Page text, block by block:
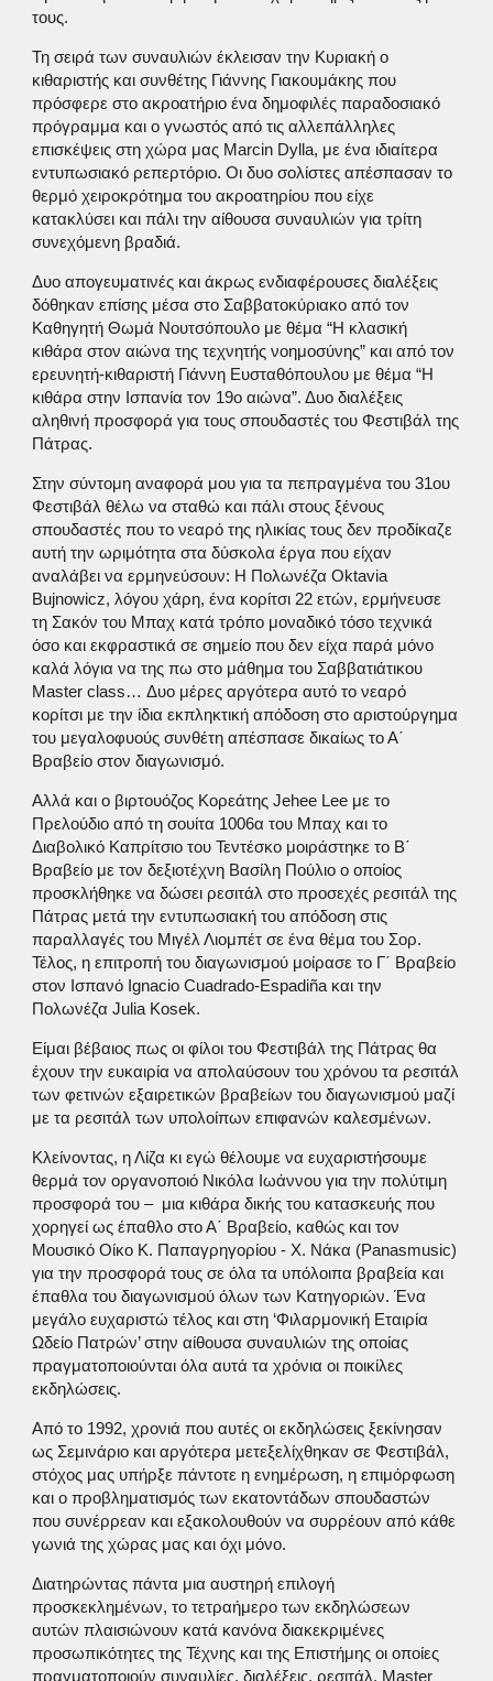
τους.
Τη σειρά των συναυλιών έκλεισαν την Κυριακή ο
κιθαριστής και συνθέτης Γιάννης Γιακουμάκης που
πρόσφερε στο ακροατήριο ένα δημοφιλές παραδοσιακό
πρόγραμμα και ο γνωστός από τις αλλεπάλληλες
επισκέψεις στη χώρα μας Marcin Dylla, με ένα ιδιαίτερα
εντυπωσιακό ρεπερτόριο. Οι δυο σολίστες απέσπασαν το
θερμό χειροκρότημα του ακροατηρίου που είχε
κατακλύσει και πάλι την αίθουσα συναυλιών για τρίτη
συνεχόμενη βραδιά.
Δυο απογευματινές και άκρως ενδιαφέρουσες διαλέξεις
δόθηκαν επίσης μέσα στο Σαββατοκύριακο από τον
Καθηγητή Θωμά Νουτσόπουλο με θέμα “Η κλασική
κιθάρα στον αιώνα της τεχνητής νοημοσύνης” και από τον
ερευνητή-κιθαριστή Γιάννη Ευσταθόπουλου με θέμα “Η
κιθάρα στην Ισπανία τον 19ο αιώνα”. Δυο διαλέξεις
αληθινή προσφορά για τους σπουδαστές του Φεστιβάλ της
Πάτρας.
Στην σύντομη αναφορά μου για τα πεπραγμένα του 31ου
Φεστιβάλ θέλω να σταθώ και πάλι στους ξένους
σπουδαστές που το νεαρό της ηλικίας τους δεν προδίκαζε
αυτή την ωριμότητα στα δύσκολα έργα που είχαν
αναλάβει να ερμηνεύσουν: Η Πολωνέζα Oktavia
Bujnowicz, λόγου χάρη, ένα κορίτσι 22 ετών, ερμήνευσε
τη Σακόν του Μπαχ κατά τρόπο μοναδικό τόσο τεχνικά
όσο και εκφραστικά σε σημείο που δεν είχα παρά μόνο
καλά λόγια να της πω στο μάθημα του Σαββατιάτικου
Master class… Δυο μέρες αργότερα αυτό το νεαρό
κορίτσι με την ίδια εκπληκτική απόδοση στο αριστούργημα
του μεγαλοφυούς συνθέτη απέσπασε δικαίως το Α΄
Βραβείο στον διαγωνισμό.
Αλλά και ο βιρτουόζος Κορεάτης Jehee Lee με το
Πρελούδιο από τη σουίτα 1006α του Μπαχ και το
Διαβολικό Καπρίτσιο του Τεντέσκο μοιράστηκε το Β΄
Βραβείο με τον δεξιοτέχνη Βασίλη Πούλιο ο οποίος
προσκλήθηκε να δώσει ρεσιτάλ στο προσεχές ρεσιτάλ της
Πάτρας μετά την εντυπωσιακή του απόδοση στις
παραλλαγές του Μιγέλ Λιομπέτ σε ένα θέμα του Σορ.
Τέλος, η επιτροπή του διαγωνισμού μοίρασε το Γ΄ Βραβείο
στον Ισπανό Ignacio Cuadrado-Espadiña και την
Πολωνέζα Julia Kosek.
Είμαι βέβαιος πως οι φίλοι του Φεστιβάλ της Πάτρας θα
έχουν την ευκαιρία να απολαύσουν του χρόνου τα ρεσιτάλ
των φετινών εξαιρετικών βραβείων του διαγωνισμού μαζί
με τα ρεσιτάλ των υπολοίπων επιφανών καλεσμένων.
Κλείνοντας, η Λίζα κι εγώ θέλουμε να ευχαριστήσουμε
θερμά τον οργανοποιό Νικόλα Ιωάννου για την πολύτιμη
προσφορά του – μια κιθάρα δικής του κατασκευής που
χορηγεί ως έπαθλο στο Α΄ Βραβείο, καθώς και τον
Μουσικό Οίκο Κ. Παπαγρηγορίου - Χ. Νάκα (Panasmusic)
για την προσφορά τους σε όλα τα υπόλοιπα βραβεία και
έπαθλα του διαγωνισμού όλων των Κατηγοριών. Ένα
μεγάλο ευχαριστώ τέλος και στη ‘Φιλαρμονική Εταιρία
Ωδείο Πατρών’ στην αίθουσα συναυλιών της οποίας
πραγματοποιούνται όλα αυτά τα χρόνια οι ποικίλες
εκδηλώσεις.
Από το 1992, χρονιά που αυτές οι εκδηλώσεις ξεκίνησαν
ως Σεμινάριο και αργότερα μετεξελίχθηκαν σε Φεστιβάλ,
στόχος μας υπήρξε πάντοτε η ενημέρωση, η επιμόρφωση
και ο προβληματισμός των εκατοντάδων σπουδαστών
που συνέρρεαν και εξακολουθούν να συρρέουν από κάθε
γωνιά της χώρας μας και όχι μόνο.
Διατηρώντας πάντα μια αυστηρή επιλογή
προσκεκλημένων, το τετραήμερο των εκδηλώσεων
αυτών πλαισιώνουν κατά κανόνα διακεκριμένες
προσωπικότητες της Τέχνης και της Επιστήμης οι οποίες
πραγματοποιούν συναυλίες, διαλέξεις, ρεσιτάλ, Master